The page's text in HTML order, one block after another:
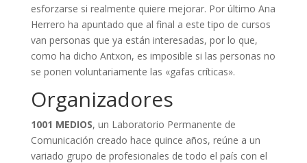
esforzarse si realmente quiere mejorar. Por último Ana
Herrero ha apuntado que al final a este tipo de cursos
van personas que ya están interesadas, por lo que,
como ha dicho Antxon, es imposible si las personas no
se ponen voluntariamente las «gafas críticas».
Organizadores
1001 MEDIOS, un Laboratorio Permanente de
Comunicación creado hace quince años, reúne a un
variado grupo de profesionales de todo el país con el